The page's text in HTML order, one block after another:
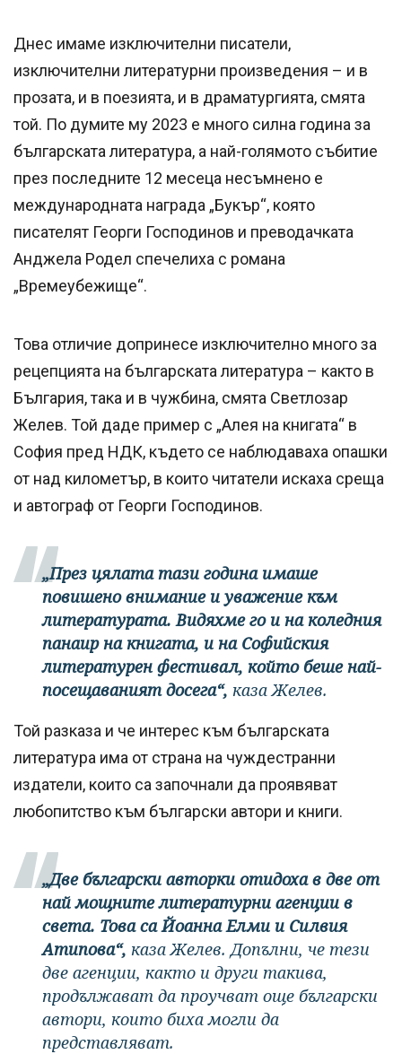
Днес имаме изключителни писатели,
изключителни литературни произведения – и в
прозата, и в поезията, и в драматургията, смята
той. По думите му 2023 е много силна година за
българската литература, а най-голямото събитие
през последните 12 месеца несъмнено е
международната награда „Букър“, която
писателят Георги Господинов и преводачката
Анджела Родел спечелиха с романа
„Времеубежище“.
Това отличие допринесе изключително много за
рецепцията на българската литература – както в
България, така и в чужбина, смята Светлозар
Желев. Той даде пример с „Алея на книгата“ в
София пред НДК, където се наблюдаваха опашки
от над километър, в които читатели искаха среща
и автограф от Георги Господинов.
„През цялата тази година имаше
повишено внимание и уважение към
литературата. Видяхме го и на коледния
панаир на книгата, и на Софийския
литературен фестивал, който беше най-
посещаваният досега“, каза Желев.
Той разказа и че интерес към българската
литература има от страна на чуждестранни
издатели, които са започнали да проявяват
любопитство към български автори и книги.
„Две български авторки отидоха в две от
най мощните литературни агенции в
света. Това са Йоанна Елми и Силвия
Атипова“, каза Желев. Допълни, че тези
две агенции, както и други такива,
продължават да проучват още български
автори, които биха могли да
представляват.